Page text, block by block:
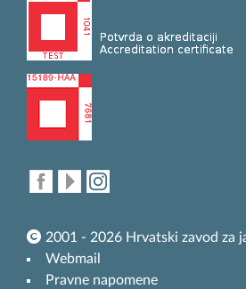
2001 - 2026 Hrvatski zavod za
Webmail
Pravne napomene